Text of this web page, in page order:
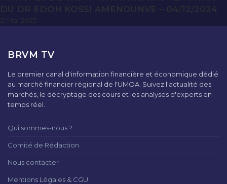
DU DR EDOH KOSSI AMENOUNVE – 04/12/2024
BRVM TV
Le premier canal d'information financière et économique dédié
au marché financier régional de l'UMOA. Suivez l'actualité des
marchés, le décryptage des cours et les analyses d'experts en
temps réel.
Qui sommes-nous ?
Comité de Rédaction
Nous contacter
Mentions Légales & CGU